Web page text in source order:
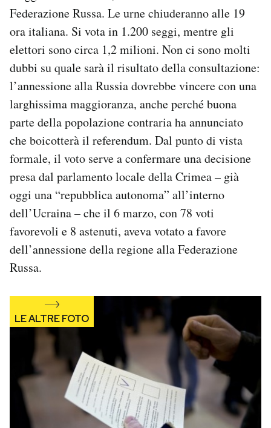
Federazione Russa. Le urne chiuderanno alle 19
ora italiana. Si vota in 1.200 seggi, mentre gli
elettori sono circa 1,2 milioni. Non ci sono molti
dubbi su quale sarà il risultato della consultazione:
l’annessione alla Russia dovrebbe vincere con una
larghissima maggioranza, anche perché buona
parte della popolazione contraria ha annunciato
che boicotterà il referendum. Dal punto di vista
formale, il voto serve a confermare una decisione
presa dal parlamento locale della Crimea – già
oggi una “repubblica autonoma” all’interno
dell’Ucraina – che il 6 marzo, con 78 voti
favorevoli e 8 astenuti, aveva votato a favore
dell’annessione della regione alla Federazione
Russa.